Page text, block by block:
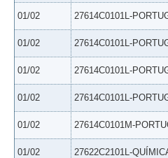
01/02 27614C0101L-
01/02 27614C0101L-
01/02 27614C0101L-
01/02 27614C0101L-
01/02 27614C0101M-
01/02 27622C2101L-